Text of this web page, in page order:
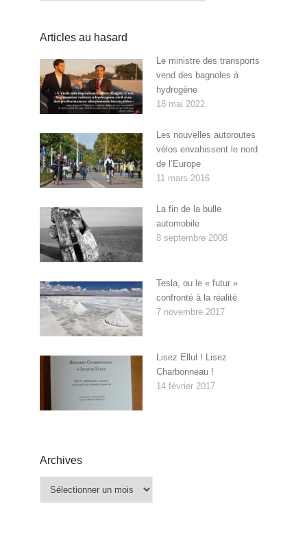
Articles au hasard
Le ministre des transports
vend des bagnoles à
hydrogène
18 mai 2022
Les nouvelles autoroutes
vélos envahissent le nord
de l’Europe
11 mars 2016
La fin de la bulle
automobile
8 septembre 2008
Tesla, ou le « futur »
confronté à la réalité
7 novembre 2017
Lisez Ellul ! Lisez
Charbonneau !
14 février 2017
Archives